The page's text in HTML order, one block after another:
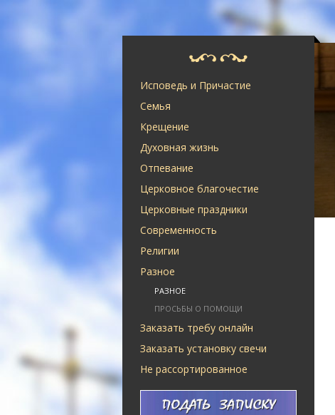
Исповедь и Причастие
Семья
Крещение
Духовная жизнь
Отпевание
Церковное благочестие
Церковные праздники
Современность
Религии
Разное
РАЗНОЕ
ПРОСЬБЫ О ПОМОЩИ
Заказать требу онлайн
Заказать установку свечи
Не рассортированное